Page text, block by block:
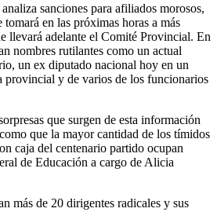
sanciones para afiliados morosos,
en las próximas horas a más
llevará adelante el Comité Provincial. En
nombres rutilantes como un actual
un ex diputado nacional hoy en un
provincial y de varios de los funcionarios
que surgen de esta información
que la mayor cantidad de los tímidos
caja del centenario partido ocupan
de Educación a cargo de Alicia
más de 20 dirigentes radicales y sus